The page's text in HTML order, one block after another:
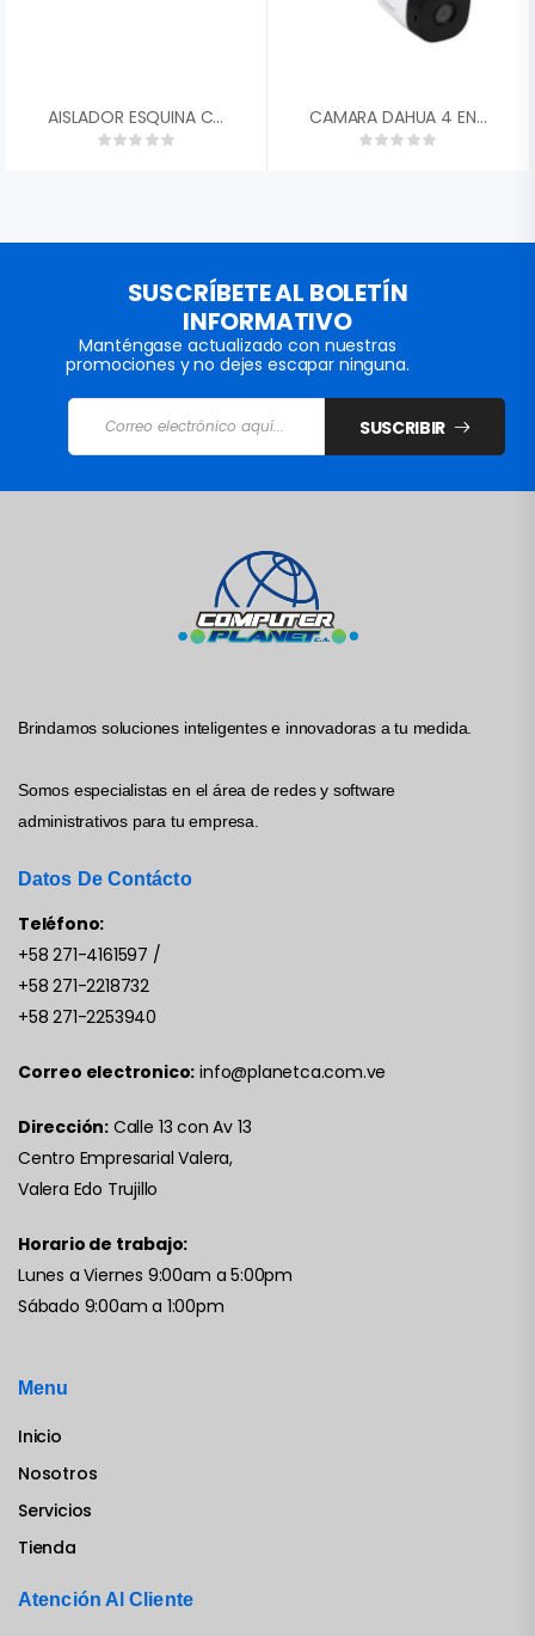
AISLADOR ESQUINA CON PERNO CAMARA DAHUA 4 EN 1 1/2,7 CMOS 5MP 20FPS TIPO BALA METALICA 2,8MM FOV 93░ DWDR IR 20M IP6 DH-HAC-B2A51N-0280B-S2″
SUSCRÍBETE AL BOLETÍN
INFORMATIVO
Manténgase actualizado con nuestras
promociones y no dejes escapar ninguna.
SUSCRIBIR
Brindamos soluciones inteligentes e innovadoras a tu medida.
Somos especialistas en el área de redes y software
administrativos para tu empresa.
Datos De Contácto
Teléfono:
+58 271-4161597 /
+58 271-2218732
+58 271-2253940
Correo electronico: info@planetca.com.ve
Dirección: Calle 13 con Av 13
Centro Empresarial Valera,
Valera Edo Trujillo
Horario de trabajo:
Lunes a Viernes 9:00am a 5:00pm
Sábado 9:00am a 1:00pm
Menu
Inicio
Nosotros
Servicios
Tienda
Atención Al Cliente